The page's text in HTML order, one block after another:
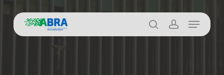
main
buscaaccount
Menu